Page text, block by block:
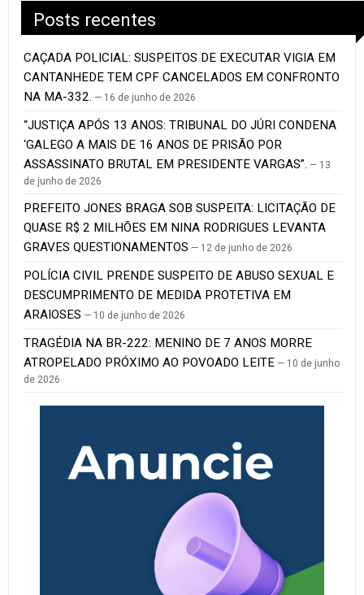
Posts recentes
CAÇADA POLICIAL: SUSPEITOS DE EXECUTAR VIGIA EM
CANTANHEDE TEM CPF CANCELADOS EM CONFRONTO
NA MA-332.
16 de junho de 2026
“JUSTIÇA APÓS 13 ANOS: TRIBUNAL DO JÚRI CONDENA
‘GALEGO A MAIS DE 16 ANOS DE PRISÃO POR
ASSASSINATO BRUTAL EM PRESIDENTE VARGAS”.
13
de junho de 2026
PREFEITO JONES BRAGA SOB SUSPEITA: LICITAÇÃO DE
QUASE R$ 2 MILHÕES EM NINA RODRIGUES LEVANTA
GRAVES QUESTIONAMENTOS
12 de junho de 2026
POLÍCIA CIVIL PRENDE SUSPEITO DE ABUSO SEXUAL E
DESCUMPRIMENTO DE MEDIDA PROTETIVA EM
ARAIOSES
10 de junho de 2026
TRAGÉDIA NA BR-222: MENINO DE 7 ANOS MORRE
ATROPELADO PRÓXIMO AO POVOADO LEITE
10 de junho
de 2026